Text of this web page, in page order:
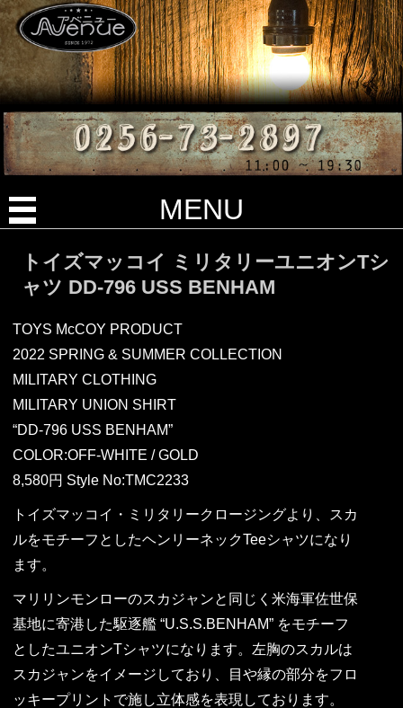
MENU
トイズマッコイ ミリタリーユニオンTシ
ャツ DD-796 USS BENHAM
TOYS McCOY PRODUCT
2022 SPRING & SUMMER COLLECTION
MILITARY CLOTHING
MILITARY UNION SHIRT
“DD-796 USS BENHAM”
COLOR:OFF-WHITE / GOLD
8,580円 Style No:TMC2233
トイズマッコイ・ミリタリークロージングより、スカ
ルをモチーフとしたヘンリーネックTeeシャツになり
ます。
マリリンモンローのスカジャンと同じく米海軍佐世保
基地に寄港した駆逐艦 “U.S.S.BENHAM” をモチーフ
としたユニオンTシャツになります。左胸のスカルは
スカジャンをイメージしており、目や縁の部分をフロ
ッキープリントで施し立体感を表現しております。